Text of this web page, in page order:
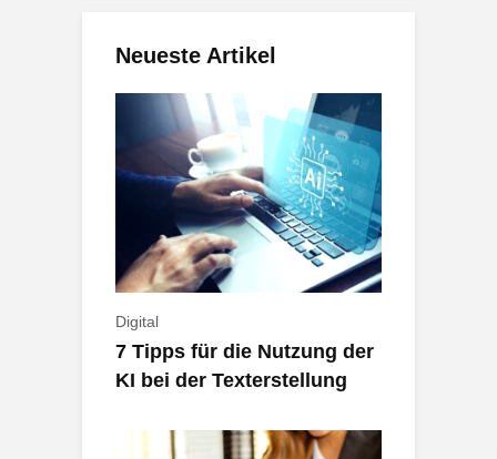
Neueste Artikel
Digital
7 Tipps für die Nutzung der
KI bei der Texterstellung